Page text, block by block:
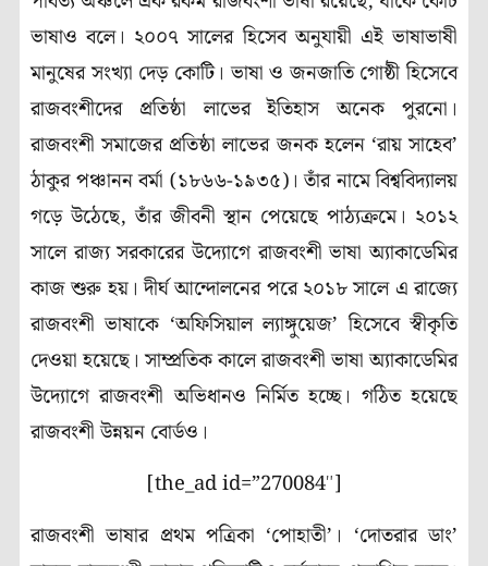
ভাষাও বলে। ২০০৭ সালের হিসেব অনুযায়ী এই ভাষাভাষী
মানুষের সংখ্যা দেড় কোটি। ভাষা ও জনজাতি গোষ্ঠী হিসেবে
রাজবংশীদের প্রতিষ্ঠা লাভের ইতিহাস অনেক পুরনো।
রাজবংশী সমাজের প্রতিষ্ঠা লাভের জনক হলেন ‘রায় সাহেব’
ঠাকুর পঞ্চানন বর্মা (১৮৬৬-১৯৩৫)। তাঁর নামে বিশ্ববিদ্যালয়
গড়ে উঠেছে, তাঁর জীবনী স্থান পেয়েছে পাঠ্যক্রমে। ২০১২
সালে রাজ্য সরকারের উদ্যোগে রাজবংশী ভাষা অ্যাকাডেমির
কাজ শুরু হয়। দীর্ঘ আন্দোলনের পরে ২০১৮ সালে এ রাজ্যে
রাজবংশী ভাষাকে ‘অফিসিয়াল ল্যাঙ্গুয়েজ’ হিসেবে স্বীকৃতি
দেওয়া হয়েছে। সাম্প্রতিক কালে রাজবংশী ভাষা অ্যাকাডেমির
উদ্যোগে রাজবংশী অভিধানও নির্মিত হচ্ছে। গঠিত হয়েছে
রাজবংশী উন্নয়ন বোর্ডও।
[the_ad id=”270084″]
রাজবংশী ভাষার প্রথম পত্রিকা ‘পোহাতী’। ‘দোতরার ডাং’